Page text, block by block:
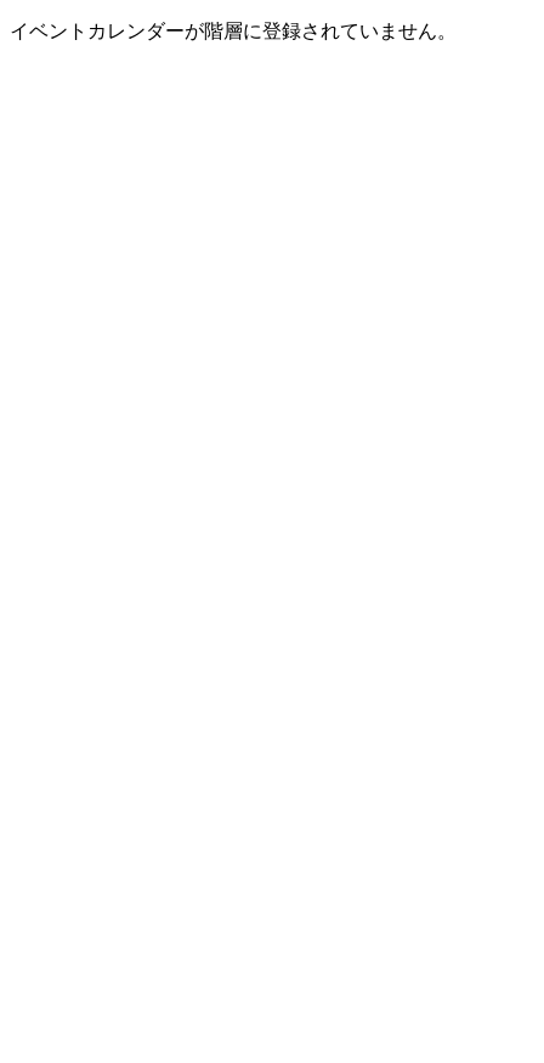
イベントカレンダーが階層に登録されていません。